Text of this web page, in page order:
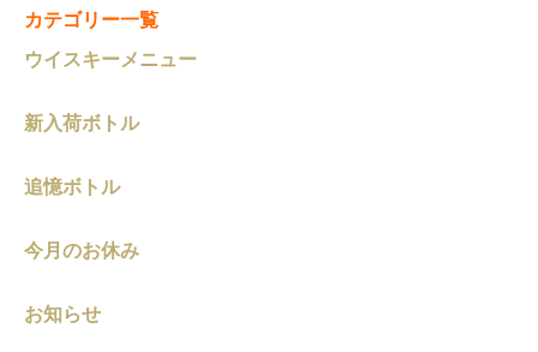
カテゴリー一覧
ウイスキーメニュー
新入荷ボトル
追憶ボトル
今月のお休み
お知らせ